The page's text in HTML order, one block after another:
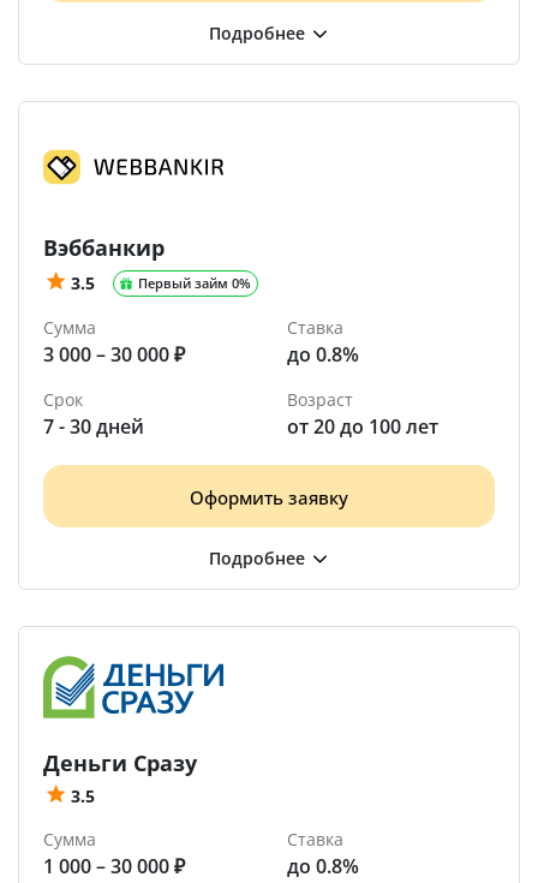
Вэббанкир
3.5 Первый займ 0%
Сумма
3 000 – 30 000 ₽
Ставка
до 0.8%
Срок
7 - 30 дней
Возраст
от 20 до 100 лет
Оформить заявку
Деньги Сразу
3.5
Сумма
1 000 – 30 000 ₽
Ставка
до 0.8%